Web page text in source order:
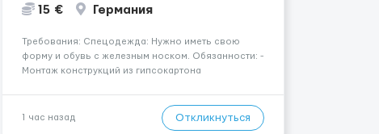
15 € Германия
Требования: Спецодежда: Нужно иметь свою
форму и обувь с железным носком. Обязанности: -
Монтаж конструкций из гипсокартона
Выполнение малярных работ (шпатлевка,
грунтовка, покраска); - Штукатурные работы ...
1 час назад Откликнуться